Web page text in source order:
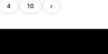
4 10